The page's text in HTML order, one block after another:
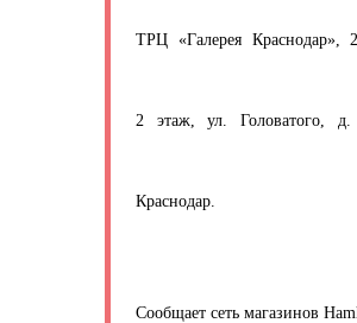
ТРЦ «Галерея Краснодар», 2
2 этаж, ул. Головатого,
Краснодар.
Сообщает сеть магазинов